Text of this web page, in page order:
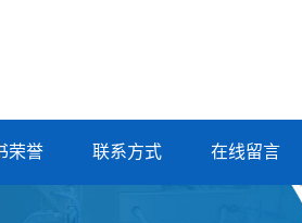
荣誉 联系方式 在线留言